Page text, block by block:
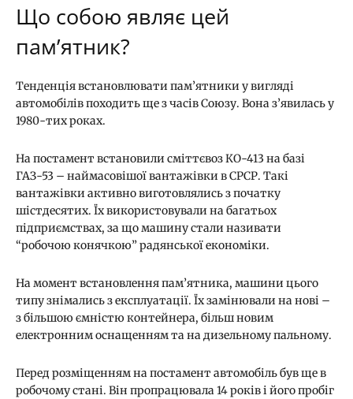
Що собою являє цей
пам’ятник?
Тенденція встановлювати пам’ятники у вигляді
автомобілів походить ще з часів Союзу. Вона з’явилась у
1980-тих роках.
На постамент встановили сміттєвоз КО-413 на базі
ГАЗ-53 – наймасовішої вантажівки в СРСР. Такі
вантажівки активно виготовлялись з початку
шістдесятих. Їх використовували на багатьох
підприємствах, за що машину стали називати
“робочою конячкою” радянської економіки.
На момент встановлення пам’ятника, машини цього
типу знімались з експлуатації. Їх замінювали на нові –
з більшою ємністю контейнера, більш новим
електронним оснащенням та на дизельному пальному.
Перед розміщенням на постамент автомобіль був ще в
робочому стані. Він пропрацювала 14 років і його пробіг